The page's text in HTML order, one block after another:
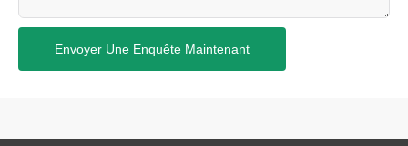
Envoyer Une Enquête Maintenant